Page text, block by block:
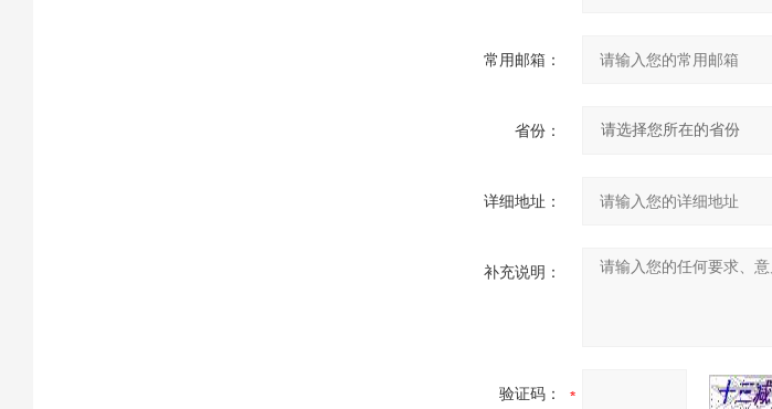
常用邮箱：
省份：
详细地址：
补充说明：
验证码：